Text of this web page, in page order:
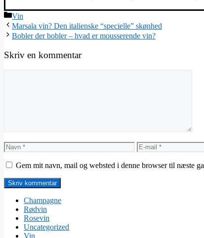
Kategorier
Vin
Marsala vin? Den italienske “specielle” skønhed
Bobler der bobler – hvad er mousserende vin?
Skriv en kommentar
Navn
E-
mail
Gem mit navn, mail og websted i denne browser til næste
Champagne
Rødvin
Rosevin
Uncategorized
Vin